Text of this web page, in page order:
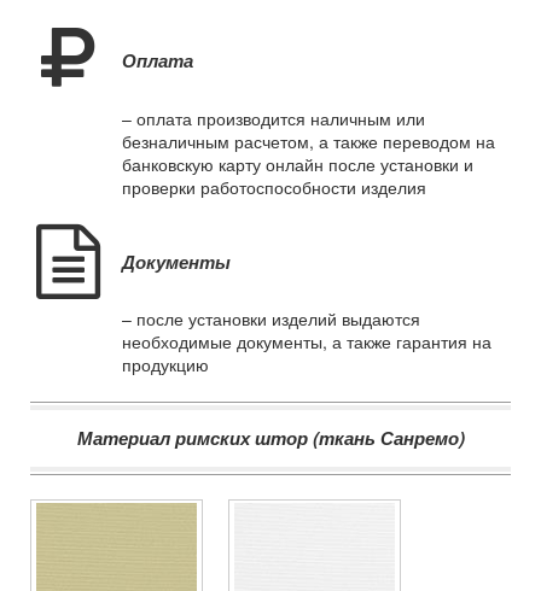
Оплата
– оплата производится наличным или
безналичным расчетом, а также переводом на
банковскую карту онлайн после установки и
проверки работоспособности изделия
Документы
– после установки изделий выдаются
необходимые документы, а также гарантия на
продукцию
Материал римских штор (ткань Санремо)